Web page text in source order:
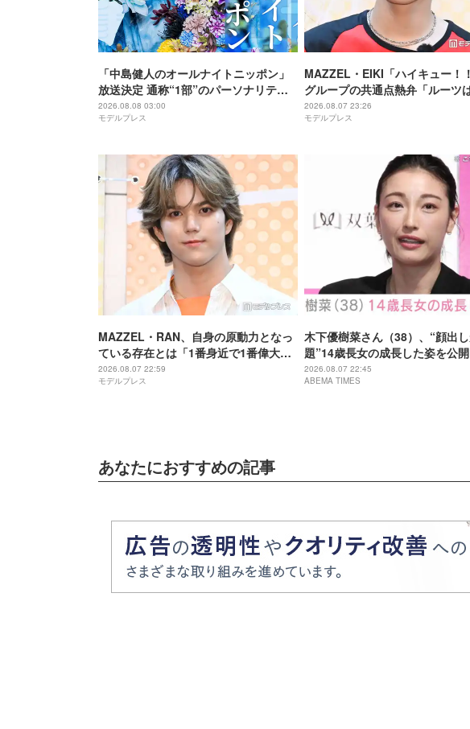
「中島健人のオールナイトニッポン」
放送決定 通称“1部”のパーソナリティ
初担当
2026.08.08 03:00
モデルプレス
MAZZEL・EIKI「ハイキュー！
グループの共通点熱弁「ルーツ
違うんですけど」
2026.08.07 23:26
モデルプレス
MAZZEL・RAN、自身の原動力となっ
ている存在とは「1番身近で1番偉大な
存在」
2026.08.07 22:59
モデルプレス
木下優樹菜さん（38）、“顔出
題”14歳長女の成長した姿を公
歳とは思えぬオトナっぽさ」「優
ちゃんにそっくりすぎる」など反
2026.08.07 22:45
ABEMA TIMES
あなたにおすすめの記事